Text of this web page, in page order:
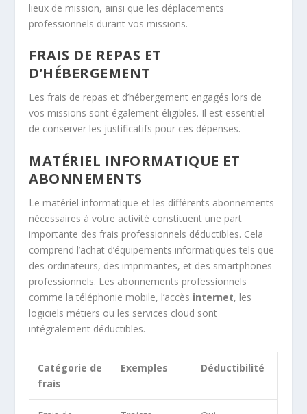
lieux de mission, ainsi que les déplacements
professionnels durant vos missions.
FRAIS DE REPAS ET
D’HÉBERGEMENT
Les frais de repas et d’hébergement engagés lors de
vos missions sont également éligibles. Il est essentiel
de conserver les justificatifs pour ces dépenses.
MATÉRIEL INFORMATIQUE ET
ABONNEMENTS
Le matériel informatique et les différents abonnements
nécessaires à votre activité constituent une part
importante des frais professionnels déductibles. Cela
comprend l’achat d’équipements informatiques tels que
des ordinateurs, des imprimantes, et des smartphones
professionnels. Les abonnements professionnels
comme la téléphonie mobile, l’accès internet, les
logiciels métiers ou les services cloud sont
intégralement déductibles.
Catégorie de
frais
Exemples Déductibilité